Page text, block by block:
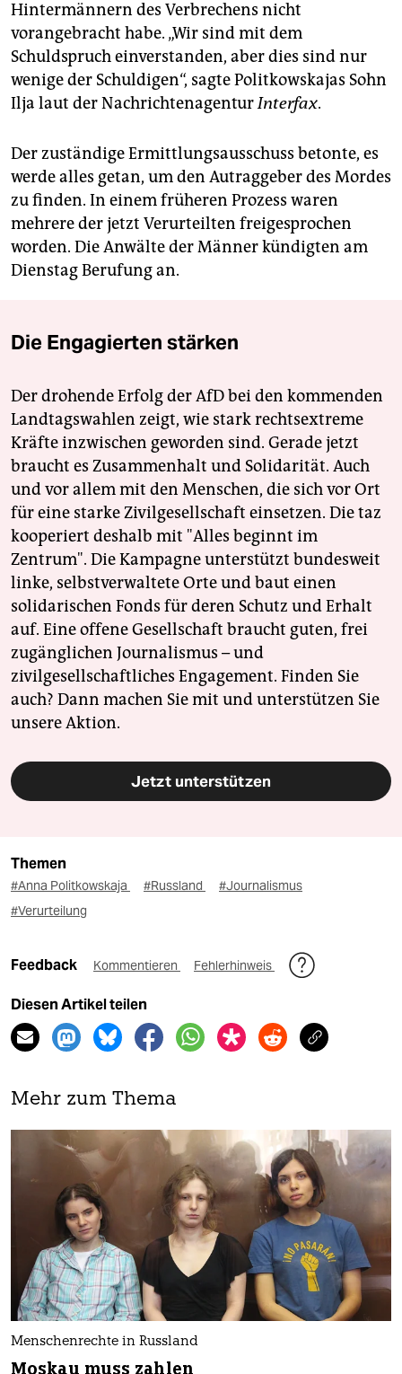
Hintermännern des Verbrechens nicht
vorangebracht habe. „Wir sind mit dem
Schuldspruch einverstanden, aber dies sind nur
wenige der Schuldigen“, sagte Politkowskajas Sohn
Ilja laut der NachrichtenagenturInterfax.
Der zuständige Ermittlungsausschuss betonte, es
werde alles getan, um den Autraggeber des Mordes
zu finden. In einem früheren Prozess waren
mehrere der jetzt Verurteilten freigesprochen
worden. Die Anwälte der Männer kündigten am
Dienstag Berufung an.
Die Engagierten stärken
Der drohende Erfolg der AfD bei den kommenden
Landtagswahlen zeigt, wie stark rechtsextreme
Kräfte inzwischen geworden sind. Gerade jetzt
braucht es Zusammenhalt und Solidarität. Auch
und vor allem mit den Menschen, die sich vor Ort
für eine starke Zivilgesellschaft einsetzen. Die taz
kooperiert deshalb mit "Alles beginnt im
Zentrum". Die Kampagne unterstützt bundesweit
linke, selbstverwaltete Orte und baut einen
solidarischen Fonds für deren Schutz und Erhalt
auf. Eine offene Gesellschaft braucht guten, frei
zugänglichen Journalismus – und
zivilgesellschaftliches Engagement. Finden Sie
auch? Dann machen Sie mit und unterstützen Sie
unsere Aktion.
Jetzt unterstützen
Themen
#Anna Politkowskaja #Russland
#Journalismus
#Verurteilung
Feedback Kommentieren Fehlerhinweis
Diesen Artikel teilen
Mehr zum Thema
Menschenrechte in Russland
Moskau muss zahlen